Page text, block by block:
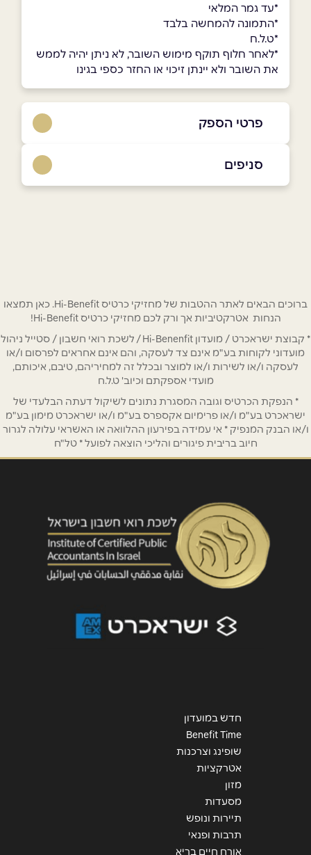
*עד גמר המלאי
*התמונה להמחשה בלבד
*ט.ל.ח
*לאחר חלוף תוקף מימוש השובר, לא ניתן יהיה לממש
את השובר ולא יינתן זיכוי או החזר כספי בגינו
פרטי הספק
אימייל *
נושא*
אנא חזרו אלי בקשר ל...
הודעה *
שליחה
סניפים
שוהם
איירפורט סיטי נתב''ג
03-9793933
ירושלים
תחנה מרכזית ירושלים
ירושלים
האומן ירושלים האומן 30
02-6481072
באר שבע
באר שבע
גרנד קניון באר שבע טוביהו 125
054-6929798
ירושלים
ברוכים הבאים לאתר ההטבות של מחזיקי כרטיס Hi-Benefit. כאן תמצאו
הנחות אטרקטיביות אך ורק לכם מחזיקי כרטיס Hi-Benefit!
* קבוצת ישראכרט / מועדון Hi-Benenfit / לשכת רואי חשבון / סטייל ניהול
מועדוני לקוחות בע"מ אינם צד לעסקה, והם אינם אחראים לפרסום ו/או
לעסקה ו/או לשירות ו/או למוצר ובכלל זה למחיריהם, טיבם, איכותם,
מועדי אספקתם וכיוב' ט.ל.ח
* הנפקת הכרטיס וגובה המסגרת נתונים לשיקול דעתה הבלעדי של
ישראכרט בע"מ ו/או פרימיום אקספרס בע"מ ו/או ישראכרט מימון בע"מ
ו/או הבנק המנפיק * אי עמידה בפירעון ההלוואה או האשראי עלולה לגרור
חיוב בריבית פיגורים והליכי הוצאה לפועל * טל"ח
חדש במועדון
Benefit Time
שופינג וצרכנות
אטרקציות
מזון
מסעדות
תיירות ונופש
תרבות ופנאי
אורח חיים בריא